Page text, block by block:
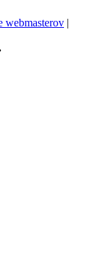
webmasterov |